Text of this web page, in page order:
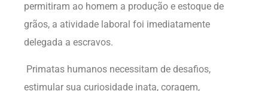
permitiram ao homem a produção e estoque de
grãos, a atividade laboral foi imediatamente
delegada a escravos.
Primatas humanos necessitam de desafios,
estimular sua curiosidade inata, coragem,